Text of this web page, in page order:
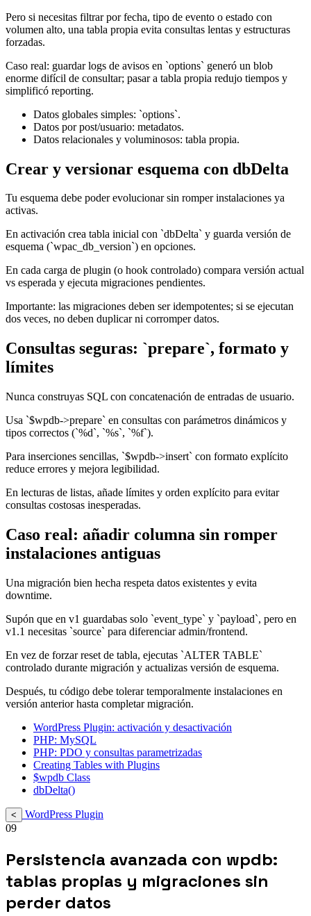
Pero si necesitas filtrar por fecha, tipo de evento o estado con
volumen alto, una tabla propia evita consultas lentas y estructuras
forzadas.
Caso real: guardar logs de avisos en `options` generó un blob
enorme difícil de consultar; pasar a tabla propia redujo tiempos y
simplificó reporting.
Datos globales simples: `options`.
Datos por post/usuario: metadatos.
Datos relacionales y voluminosos: tabla propia.
Crear y versionar esquema con dbDelta
Tu esquema debe poder evolucionar sin romper instalaciones ya
activas.
En activación crea tabla inicial con `dbDelta` y guarda versión de
esquema (`wpac_db_version`) en opciones.
En cada carga de plugin (o hook controlado) compara versión actual
vs esperada y ejecuta migraciones pendientes.
Importante: las migraciones deben ser idempotentes; si se ejecutan
dos veces, no deben duplicar ni corromper datos.
Consultas seguras: `prepare`, formato y
límites
Nunca construyas SQL con concatenación de entradas de usuario.
Usa `$wpdb->prepare` en consultas con parámetros dinámicos y
tipos correctos (`%d`, `%s`, `%f`).
Para inserciones sencillas, `$wpdb->insert` con formato explícito
reduce errores y mejora legibilidad.
En lecturas de listas, añade límites y orden explícito para evitar
consultas costosas inesperadas.
Caso real: añadir columna sin romper
instalaciones antiguas
Una migración bien hecha respeta datos existentes y evita
downtime.
Supón que en v1 guardabas solo `event_type` y `payload`, pero en
v1.1 necesitas `source` para diferenciar admin/frontend.
En vez de forzar reset de tabla, ejecutas `ALTER TABLE`
controlado durante migración y actualizas versión de esquema.
Después, tu código debe tolerar temporalmente instalaciones en
versión anterior hasta completar migración.
WordPress Plugin: activación y desactivación
PHP: MySQL
PHP: PDO y consultas parametrizadas
Creating Tables with Plugins
$wpdb Class
dbDelta()
<
WordPress Plugin
09
Persistencia avanzada con wpdb:
tablas propias y migraciones sin
perder datos